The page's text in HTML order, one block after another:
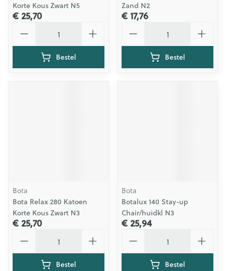
Korte Kous Zwart N5
€ 25,70
Bestel
Zand N2
€ 17,76
Bestel
Bota
Bota Relax 280 Katoen
Korte Kous Zwart N3
€ 25,70
Bestel
Bota
Botalux 140 Stay-up
Chair/huidkl N3
€ 25,94
Bestel